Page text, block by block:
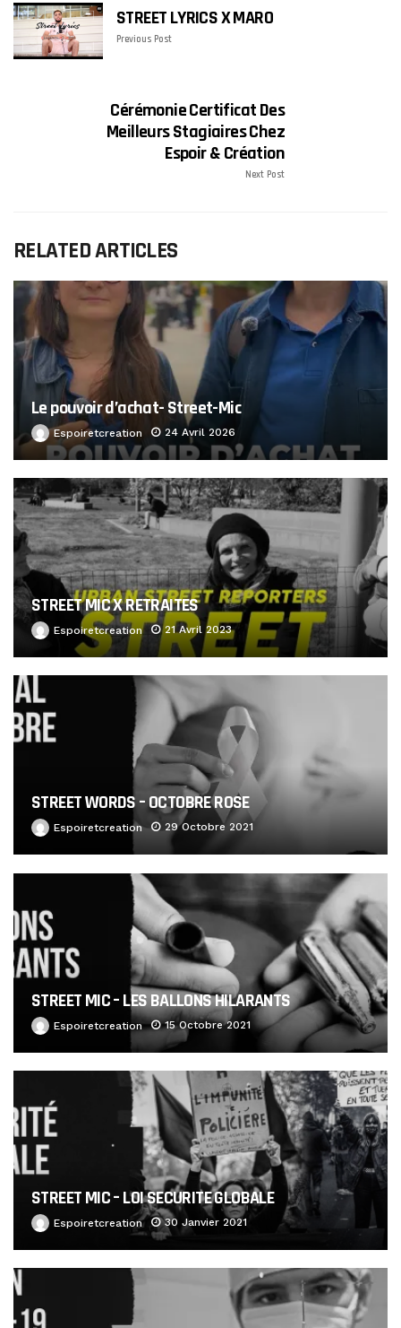
STREET LYRICS X MARO
Previous Post
Cérémonie Certificat Des
Meilleurs Stagiaires Chez
Espoir & Création
Next Post
RELATED ARTICLES
Le pouvoir d’achat- Street-Mic
Espoiretcreation 24 Avril 2026
STREET MIC X RETRAITES
Espoiretcreation 21 Avril 2023
STREET WORDS – OCTOBRE ROSE
Espoiretcreation 29 Octobre 2021
STREET MIC – LES BALLONS HILARANTS
Espoiretcreation 15 Octobre 2021
STREET MIC – LOI SECURITE GLOBALE
Espoiretcreation 30 Janvier 2021